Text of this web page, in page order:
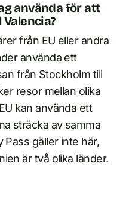
använda för att
från EU eller andra
använda ett
från Stockholm till
resor mellan olika
kan använda ett
sträcka av samma
Pass gäller inte här,
är två olika länder.